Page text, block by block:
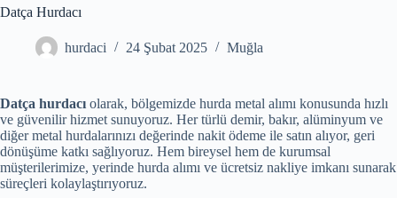
Datça Hurdacı
hurdaci 24 Şubat 2025 Muğla
Datça hurdacı olarak, bölgemizde hurda metal alımı konusunda hızlı
ve güvenilir hizmet sunuyoruz. Her türlü demir, bakır, alüminyum ve
diğer metal hurdalarınızı değerinde nakit ödeme ile satın alıyor, geri
dönüşüme katkı sağlıyoruz. Hem bireysel hem de kurumsal
müşterilerimize, yerinde hurda alımı ve ücretsiz nakliye imkanı sunarak
süreçleri kolaylaştırıyoruz.